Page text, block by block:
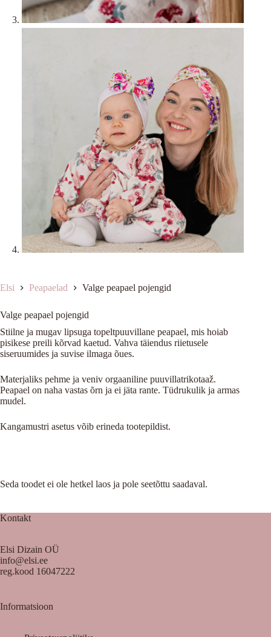
Elsi Peapaelad Valge peapael pojengid
Valge peapael pojengid
Stiilne ja mugav lipsuga topeltpuuvillane peapael, mis hoiab
pisikese preili kõrvad kaetud. Vahva täiendus riietusele
siseruumides ja suvise ilmaga õues.
Materjaliks pehme ja veniv orgaaniline puuvillatrikotaaž.
Peapael on naha vastas õrn ja ei jäta rante. Tüdrukulik ja armas
mudel.
Kangamustri asetus võib erineda tootepildist.
Seda toodet ei ole hetkel laos ja pole seetõttu saadaval.
Kontakt
Elsi Dizain OÜ
info@elsi.ee
reg.kood 16047222
Informatsioon